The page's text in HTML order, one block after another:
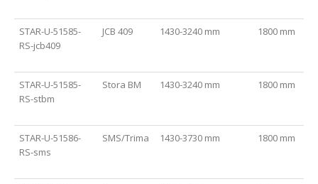
STAR-U-51585-
RS-jcb409
JCB 409 1430-3240 mm 1800 mm
STAR-U-51585-
RS-stbm
Stora BM 1430-3240 mm 1800 mm
STAR-U-51586-
RS-sms
SMS/Trima 1430-3730 mm 1800 mm